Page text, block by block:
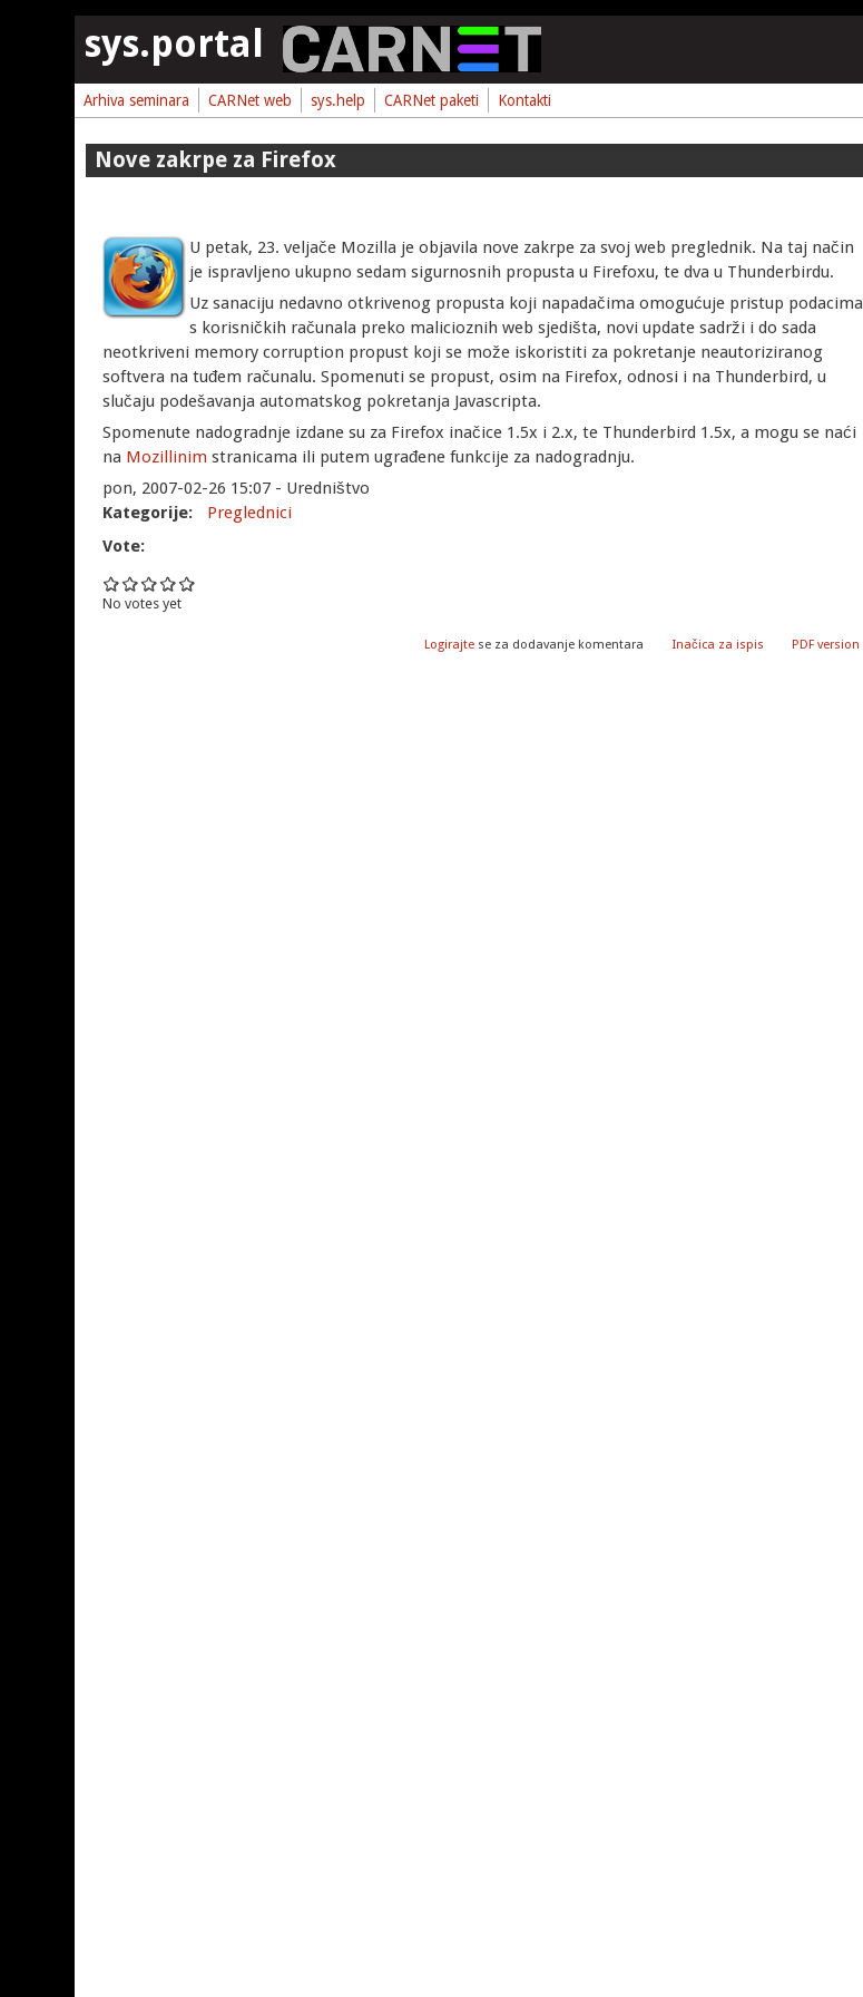
sys.portal
Arhiva seminara CARNet web sys.help CARNet paketi Kontakti
Nove zakrpe za Firefox
U petak, 23. veljače Mozilla je objavila nove zakrpe za svoj web preglednik. Na taj način
je ispravljeno ukupno sedam sigurnosnih propusta u Firefoxu, te dva u Thunderbirdu.
Uz sanaciju nedavno otkrivenog propusta koji napadačima omogućuje pristup podacima
s korisničkih računala preko malicioznih web sjedišta, novi update sadrži i do sada
neotkriveni memory corruption propust koji se može iskoristiti za pokretanje neautoriziranog
softvera na tuđem računalu. Spomenuti se propust, osim na Firefox, odnosi i na Thunderbird, u
slučaju podešavanja automatskog pokretanja Javascripta.
Spomenute nadogradnje izdane su za Firefox inačice 1.5x i 2.x, te Thunderbird 1.5x, a mogu se naći
na Mozillinim stranicama ili putem ugrađene funkcije za nadogradnju.
pon, 2007-02-26 15:07 - Uredništvo
Kategorije:
Preglednici
Vote:
No votes yet
Logirajte se za dodavanje komentara Inačica za ispis PDF version